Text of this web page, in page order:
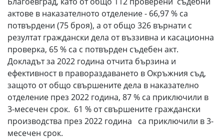
актове в наказателното отделение - 66,97 % са
потвърдени (75 броя), а от общо 326 върнати с
резултат граждански дела от въззивна и касационна
проверка, 65 % са с потвърден съдебен акт.
Докладът за 2022 година отчита бързина и
ефективност в правораздаването в Окръжния съд,
защото от общо свършените дела в наказателно
отделение през 2022 година, 87 % са приключили в
3-месечен срок. 61 % от свършените граждански
производства през 2022 година са приключили в 3-
месечен срок.